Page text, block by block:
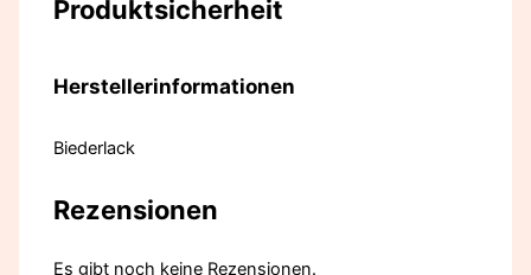
Produktsicherheit
Herstellerinformationen
Biederlack
Rezensionen
Es gibt noch keine Rezensionen.